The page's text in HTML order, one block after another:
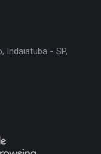
Indaiatuba - SP,